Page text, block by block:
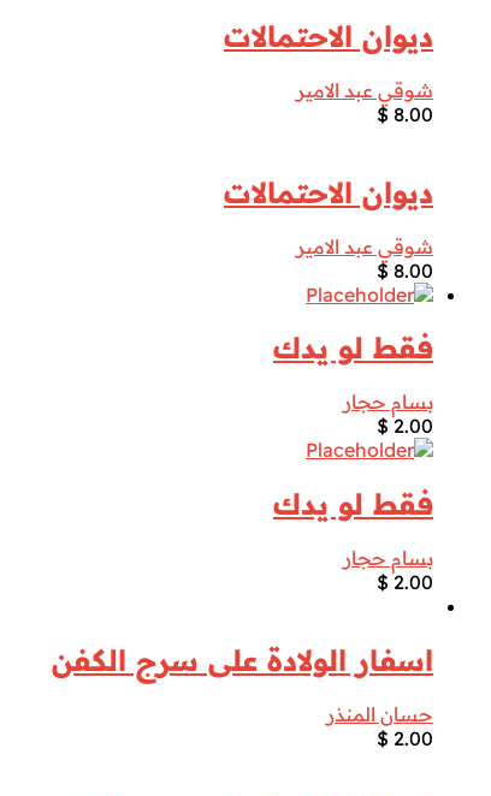
ديوان الاحتمالات
شوقي عبد الامير
$ 8.00
ديوان الاحتمالات
شوقي عبد الامير
$ 8.00
فقط لو يدك
بسام حجار
$ 2.00
فقط لو يدك
بسام حجار
$ 2.00
اسفار الولادة على سرج الكفن
حسان المنذر
$ 2.00